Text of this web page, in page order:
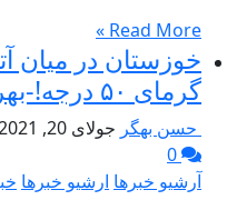
Read More »
خوزستان در میان
گرمای ۵۰ درجه!-بهرام رحمانی
حسن بهگر جولای 20, 2021
آرشیو خبرها ارشیو خبرها